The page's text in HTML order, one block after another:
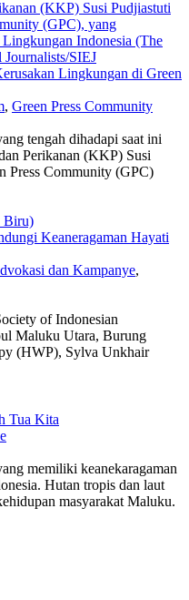
Lingkungan di Green
, Green Press Community
tengah dihadapi saat ini
Perikanan (KKP) Susi
Press Community (GPC)
Keaneragaman Hayati
dan Kampanye,
of Indonesian
Maluku Utara, Burung
(HWP), Sylva Unkhair
Tua Kita
memiliki keanekaragaman
Hutan tropis dan laut
masyarakat Maluku.